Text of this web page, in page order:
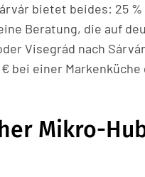
bietet beides: 25
Beratung, die auf
Visegrád nach
bei einer
Mikro-